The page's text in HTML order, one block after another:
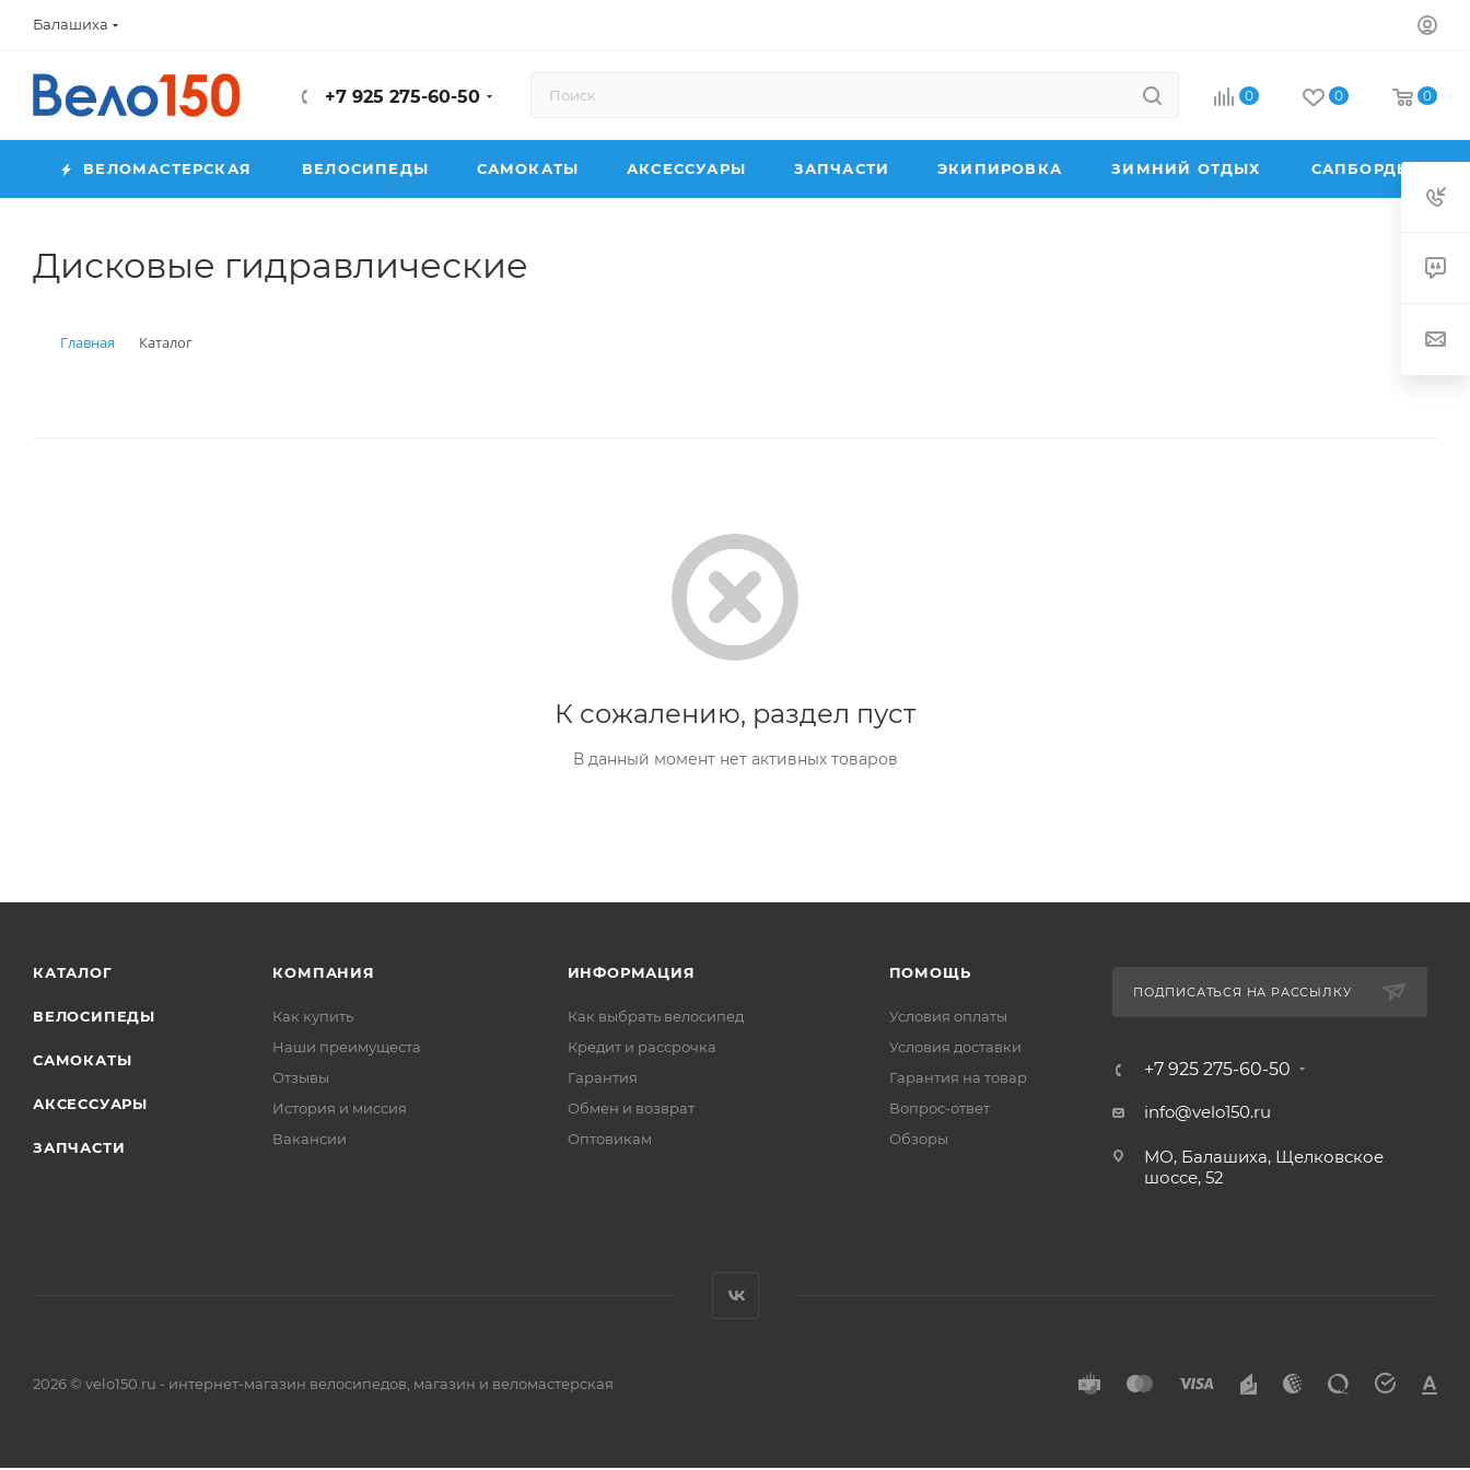
Балашиха
+7 925 275-60-50 0 0 0
ВЕЛОМАСТЕРСКАЯ ВЕЛОСИПЕДЫ САМОКАТЫ АКСЕССУАРЫ ЗАПЧАСТИ ЭКИПИРОВКА ЗИМНИЙ ОТДЫХ САПБОРДЫ
Дисковые гидравлические
Главная Каталог
К сожалению, раздел пуст
В данный момент нет активных товаров
КАТАЛОГ
ВЕЛОСИПЕДЫ
САМОКАТЫ
АКСЕССУАРЫ
ЗАПЧАСТИ
КОМПАНИЯ
Как купить
Наши преимущеста
Отзывы
История и миссия
Вакансии
ИНФОРМАЦИЯ
Как выбрать велосипед
Кредит и рассрочка
Гарантия
Обмен и возврат
Оптовикам
ПОМОЩЬ
Условия оплаты
Условия доставки
Гарантия на товар
Вопрос-ответ
Обзоры
ПОДПИСАТЬСЯ НА РАССЫЛКУ
+7 925 275-60-50
info@velo150.ru
МО, Балашиха, Щелковское
шоссе, 52
2026 © velo150.ru - интернет-магазин велосипедов, магазин и веломастерская